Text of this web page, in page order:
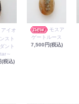
アイオ
スト
ント
～
税込)
モスア
ゲートルース
7,500円(税込)